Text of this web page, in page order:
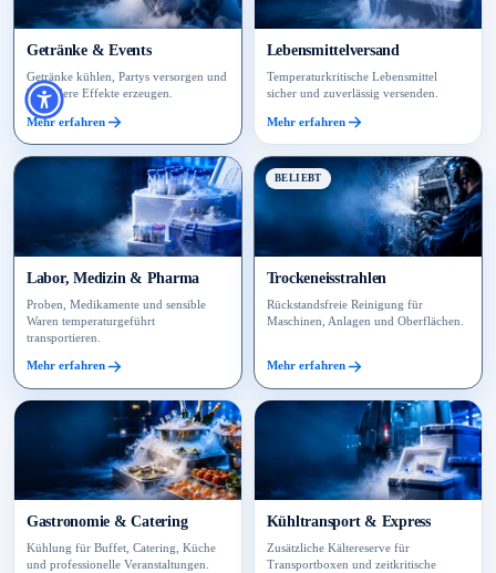
Getränke & Events
Getränke kühlen, Partys versorgen und
besondere Effekte erzeugen.
Mehr erfahren
Lebensmittelversand
Temperaturkritische Lebensmittel
sicher und zuverlässig versenden.
Mehr erfahren
Labor, Medizin & Pharma
Proben, Medikamente und sensible
Waren temperaturgeführt
transportieren.
Mehr erfahren
BELIEBT
Trockeneisstrahlen
Rückstandsfreie Reinigung für
Maschinen, Anlagen und Oberflächen.
Mehr erfahren
Gastronomie & Catering
Kühlung für Buffet, Catering, Küche
und professionelle Veranstaltungen.
Kühltransport & Express
Zusätzliche Kältereserve für
Transportboxen und zeitkritische